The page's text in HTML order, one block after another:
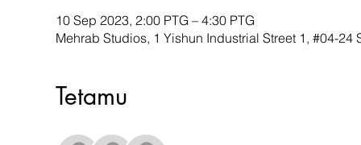
10 Sep 2023, 2:00 PTG – 4:30 PTG
Mehrab Studios, 1 Yishun Industrial Street 1, #04-24
Tetamu